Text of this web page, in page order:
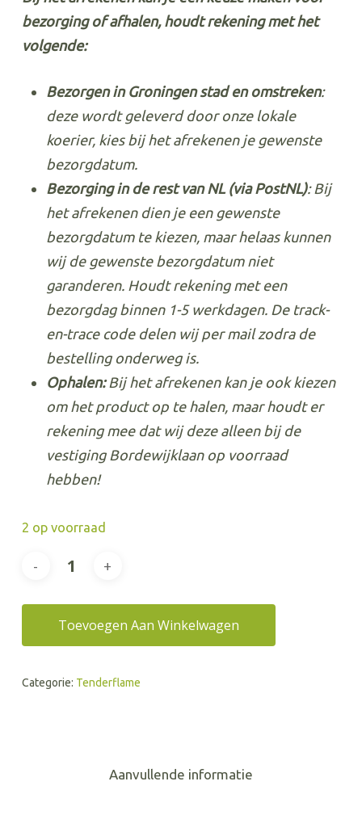
bezorging of afhalen, houdt rekening met het
volgende:
Bezorgen in Groningen stad en omstreken:
deze wordt geleverd door onze lokale
koerier, kies bij het afrekenen je gewenste
bezorgdatum.
Bezorging in de rest van NL (via PostNL): Bij
het afrekenen dien je een gewenste
bezorgdatum te kiezen, maar helaas kunnen
wij de gewenste bezorgdatum niet
garanderen. Houdt rekening met een
bezorgdag binnen 1-5 werkdagen. De track-
en-trace code delen wij per mail zodra de
bestelling onderweg is.
Ophalen:Bij het afrekenen kan je ook kiezen
om het product op te halen, maar houdt er
rekening mee dat wij deze alleen bij de
vestiging Bordewijklaan op voorraad
hebben!
2 op voorraad
Toevoegen Aan Winkelwagen
Categorie: Tenderflame
Aanvullende informatie